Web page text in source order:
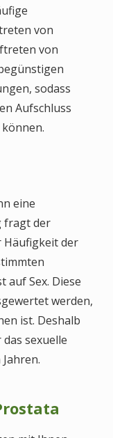
von
von
sodass
Aufschluss
eine
fragt der
Häufigkeit der
auf Sex. Diese
werden,
ist. Deshalb
sexuelle